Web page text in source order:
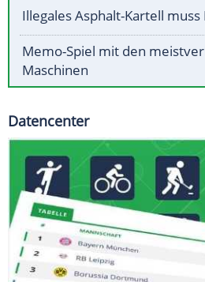
Illegales Asphalt-Kartell
Memo-Spiel mit den
Maschinen
Datencenter